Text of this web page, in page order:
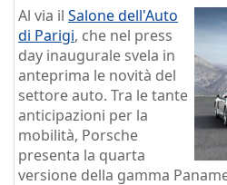
Al via il Salone dell'Auto
di Parigi, che nel press
day inaugurale svela in
anteprima le novità del
settore auto. Tra le tante
anticipazioni per la
mobilità, Porsche
presenta la quarta
versione della gamma